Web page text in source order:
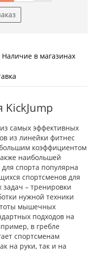
Наличие в магазинах
KickJump
самых эффективных
из линейки фитнес
коэффициентом
наибольшей
спорта популярна
спортсменов для
– тренировки
нужной техники
мышечных
подходов на
в гребле
спортсменам
на руки, так и на